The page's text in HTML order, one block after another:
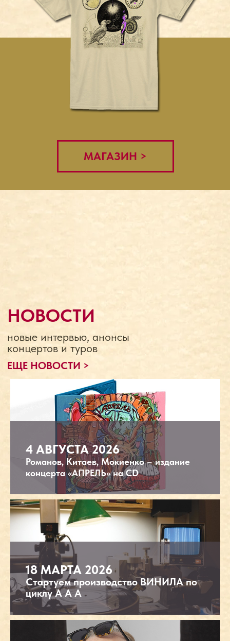
4 АВГУСТА 2026
Романов, Китаев, Мокиенко – издание
концерта «АПРЕЛЬ» на CD
18 МАРТА 2026
Стартуем производство ВИНИЛА по
циклу А А А